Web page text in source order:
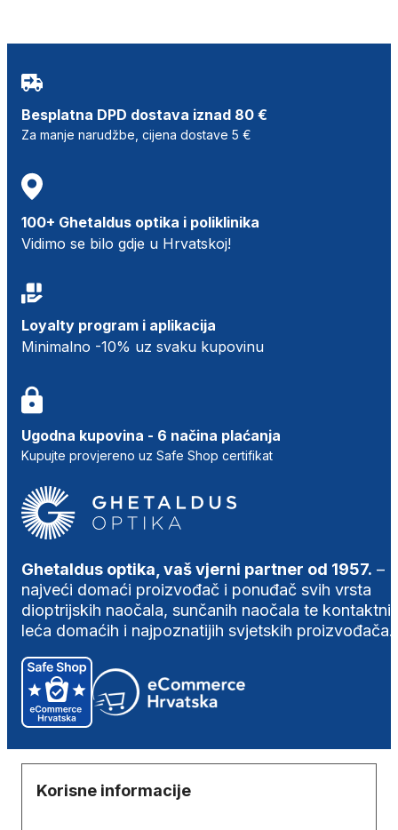
Besplatna DPD dostava iznad 80 €
Za manje narudžbe, cijena dostave 5 €
100+ Ghetaldus optika i poliklinika
Vidimo se bilo gdje u Hrvatskoj!
Loyalty program i aplikacija
Minimalno -10% uz svaku kupovinu
Ugodna kupovina - 6 načina plaćanja
Kupujte provjereno uz Safe Shop certifikat
Ghetaldus optika, vaš vjerni partner od 1957. –
najveći domaći proizvođač i ponuđač svih vrsta
dioptrijskih naočala, sunčanih naočala te
leća domaćih i najpoznatijih svjetskih proizvođača.
Korisne informacije